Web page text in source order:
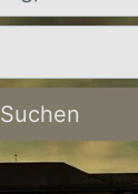
Suchen